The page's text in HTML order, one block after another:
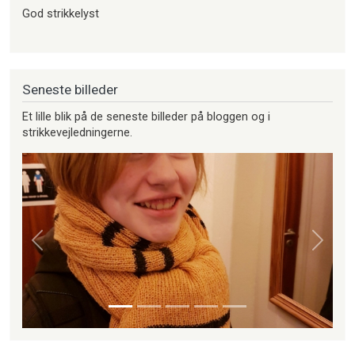
God strikkelyst
Seneste billeder
Et lille blik på de seneste billeder på bloggen og i
strikkevejledningerne.
Forrige Næste